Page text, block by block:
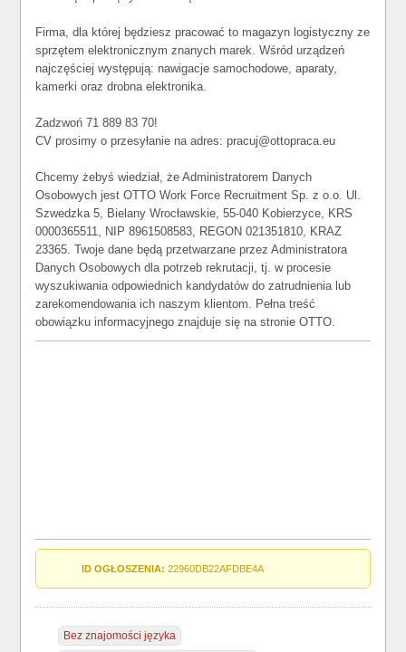
Firma, dla której będziesz pracować to magazyn logistyczny ze
sprzętem elektronicznym znanych marek. Wśród urządzeń
najczęściej występują: nawigacje samochodowe, aparaty,
kamerki oraz drobna elektronika.
Zadzwoń 71 889 83 70!
CV prosimy o przesyłanie na adres: pracuj@ottopraca.eu
Chcemy żebyś wiedział, że Administratorem Danych
Osobowych jest OTTO Work Force Recruitment Sp. z o.o. Ul.
Szwedzka 5, Bielany Wrocławskie, 55-040 Kobierzyce, KRS
0000365511, NIP 8961508583, REGON 021351810, KRAZ
23365. Twoje dane będą przetwarzane przez Administratora
Danych Osobowych dla potrzeb rekrutacji, tj. w procesie
wyszukiwania odpowiednich kandydatów do zatrudnienia lub
zarekomendowania ich naszym klientom. Pełna treść
obowiązku informacyjnego znajduje się na stronie OTTO.
ID OGŁOSZENIA: 22960DB22AFDBE4A
Bez znajomości języka